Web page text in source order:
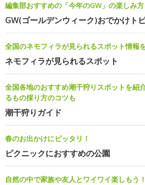
編集部おすすめの「今年のGW」の楽しみ
GW(ゴールデンウィーク)おでかけト
全国のネモフィラが見られるスポット情報
ネモフィラが見られるスポット
全国各地のおすすめ潮干狩りスポットを紹
るもの採り方のコツも
潮干狩りガイド
春のお出かけにピッタリ！
ピクニックにおすすめの公園
自然の中で家族や友人とワイワイ楽しもう！